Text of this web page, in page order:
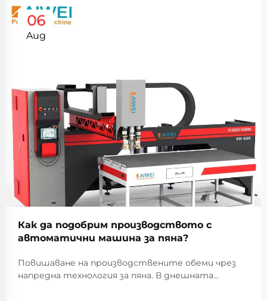
06
Aug
Как да подобрим производството с
автоматични машина за пяна?
Повишаване на производствените обеми чрез
напредна технология за пяна. В днешната